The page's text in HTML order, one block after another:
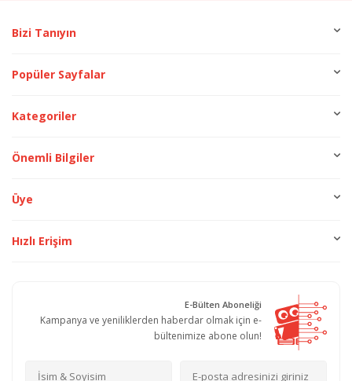
Bizi Tanıyın
Popüler Sayfalar
Kategoriler
Önemli Bilgiler
Üye
Hızlı Erişim
E-Bülten Aboneliği
Kampanya ve yeniliklerden haberdar olmak için e-
bültenimize abone olun!